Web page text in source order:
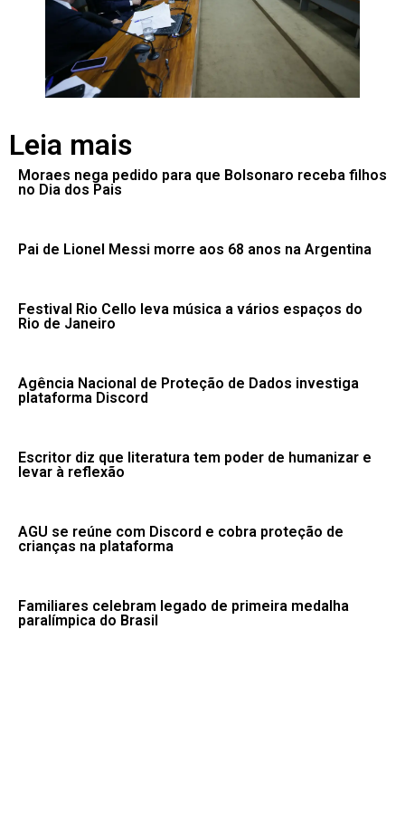
Leia mais
Moraes nega pedido para que Bolsonaro receba filhos
no Dia dos Pais
Pai de Lionel Messi morre aos 68 anos na Argentina
Festival Rio Cello leva música a vários espaços do
Rio de Janeiro
Agência Nacional de Proteção de Dados investiga
plataforma Discord
Escritor diz que literatura tem poder de humanizar e
levar à reflexão
AGU se reúne com Discord e cobra proteção de
crianças na plataforma
Familiares celebram legado de primeira medalha
paralímpica do Brasil